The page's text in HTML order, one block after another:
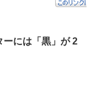
には「黒」が 2